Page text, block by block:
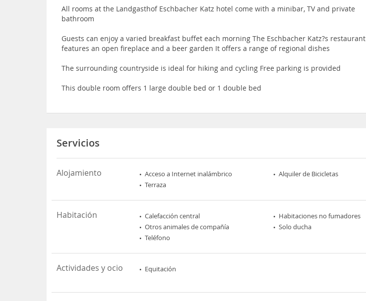
All rooms at the Landgasthof Eschbacher Katz hotel come with a minibar, TV and private
bathroom
Guests can enjoy a varied breakfast buffet each morning The Eschbacher Katz?s restaurant
features an open fireplace and a beer garden It offers a range of regional dishes
The surrounding countryside is ideal for hiking and cycling Free parking is provided
This double room offers 1 large double bed or 1 double bed
Servicios
Alojamiento Acceso a Internet inalámbrico Alquiler de Bicicletas
Terraza
Habitación Calefacción central Habitaciones no fumadores
Otros animales de compañía
Solo ducha
Teléfono
Actividades y ocio Equitación